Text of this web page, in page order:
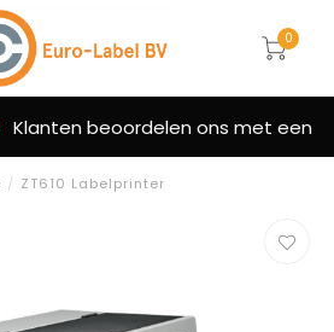
0
ons met een 9.3
/ ZT610 Labelprinter